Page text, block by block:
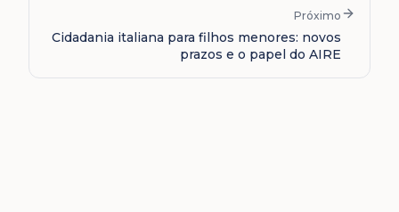
Próximo
Cidadania italiana para filhos menores: novos
prazos e o papel do AIRE